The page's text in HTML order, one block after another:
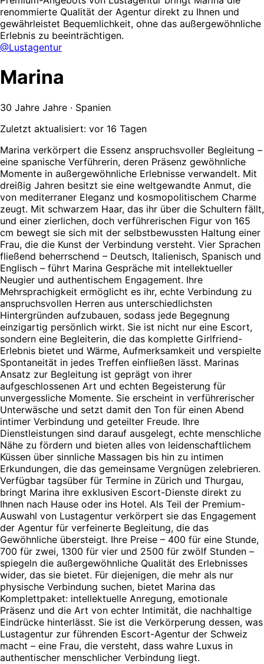
renommierte Qualität der Agentur direkt zu Ihnen und
gewährleistet Bequemlichkeit, ohne das außergewöhnliche
Erlebnis zu beeinträchtigen.
@Lustagentur
Marina
30 Jahre Jahre · Spanien
Zuletzt aktualisiert: vor 16 Tagen
Marina verkörpert die Essenz anspruchsvoller Begleitung –
eine spanische Verführerin, deren Präsenz gewöhnliche
Momente in außergewöhnliche Erlebnisse verwandelt. Mit
dreißig Jahren besitzt sie eine weltgewandte Anmut, die
von mediterraner Eleganz und kosmopolitischem Charme
zeugt. Mit schwarzem Haar, das ihr über die Schultern fällt,
und einer zierlichen, doch verführerischen Figur von 165
cm bewegt sie sich mit der selbstbewussten Haltung einer
Frau, die die Kunst der Verbindung versteht. Vier Sprachen
fließend beherrschend – Deutsch, Italienisch, Spanisch und
Englisch – führt Marina Gespräche mit intellektueller
Neugier und authentischem Engagement. Ihre
Mehrsprachigkeit ermöglicht es ihr, echte Verbindung zu
anspruchsvollen Herren aus unterschiedlichsten
Hintergründen aufzubauen, sodass jede Begegnung
einzigartig persönlich wirkt. Sie ist nicht nur eine Escort,
sondern eine Begleiterin, die das komplette Girlfriend-
Erlebnis bietet und Wärme, Aufmerksamkeit und verspielte
Spontaneität in jedes Treffen einfließen lässt. Marinas
Ansatz zur Begleitung ist geprägt von ihrer
aufgeschlossenen Art und echten Begeisterung für
unvergessliche Momente. Sie erscheint in verführerischer
Unterwäsche und setzt damit den Ton für einen Abend
intimer Verbindung und geteilter Freude. Ihre
Dienstleistungen sind darauf ausgelegt, echte menschliche
Nähe zu fördern und bieten alles von leidenschaftlichem
Küssen über sinnliche Massagen bis hin zu intimen
Erkundungen, die das gemeinsame Vergnügen zelebrieren.
Verfügbar tagsüber für Termine in Zürich und Thurgau,
bringt Marina ihre exklusiven Escort-Dienste direkt zu
Ihnen nach Hause oder ins Hotel. Als Teil der Premium-
Auswahl von Lustagentur verkörpert sie das Engagement
der Agentur für verfeinerte Begleitung, die das
Gewöhnliche übersteigt. Ihre Preise – 400 für eine Stunde,
700 für zwei, 1300 für vier und 2500 für zwölf Stunden –
spiegeln die außergewöhnliche Qualität des Erlebnisses
wider, das sie bietet. Für diejenigen, die mehr als nur
physische Verbindung suchen, bietet Marina das
Komplettpaket: intellektuelle Anregung, emotionale
Präsenz und die Art von echter Intimität, die nachhaltige
Eindrücke hinterlässt. Sie ist die Verkörperung dessen, was
Lustagentur zur führenden Escort-Agentur der Schweiz
macht – eine Frau, die versteht, dass wahre Luxus in
authentischer menschlicher Verbindung liegt.